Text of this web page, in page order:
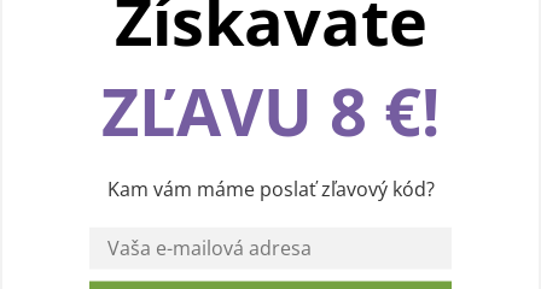
Používame cookies, aby sme vám spríjemnili
pohodlnú cestu webom Levanduľového údolia.
Vďaka vašim podnetom neustále zlepšujeme
prajeme vám príjemný zážitok! 💜
Získavate
ZĽAVU 8 €!